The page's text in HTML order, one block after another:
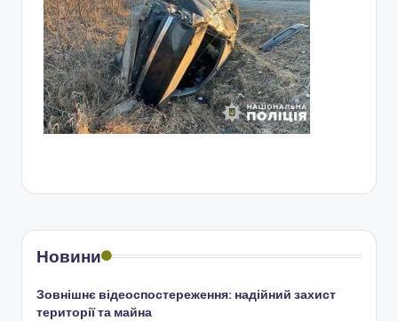
Новини
Зовнішнє відеоспостереження: надійний захист
території та майна